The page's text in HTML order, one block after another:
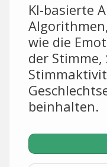
KI-basierte
wie die
der Stimme,
beinhalten.